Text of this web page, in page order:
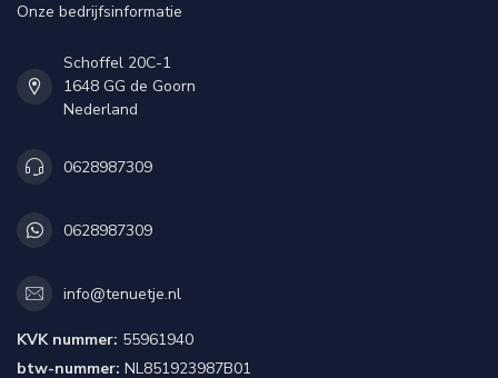
Onze bedrijfsinformatie
Schoffel 20C-1
1648 GG de Goorn
Nederland
0628987309
0628987309
info@tenuetje.nl
KVK nummer: 55961940
btw-nummer: NL851923987B01